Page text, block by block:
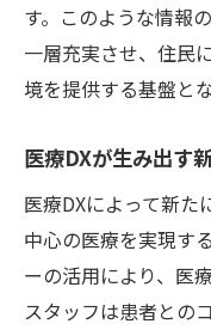
す。このような情報
一層充実させ、住民
境を提供する基盤と
医療DXが生み出す
医療DXによって新た
中心の医療を実現す
ーの活用により、医
スタッフは患者との